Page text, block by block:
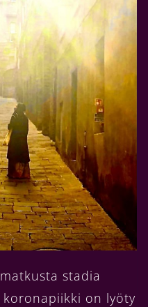
stadia
on lyöty